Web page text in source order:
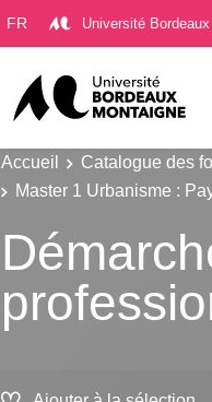
FR Université
Accueil Catalogue des
Master 1 Urbanisme :